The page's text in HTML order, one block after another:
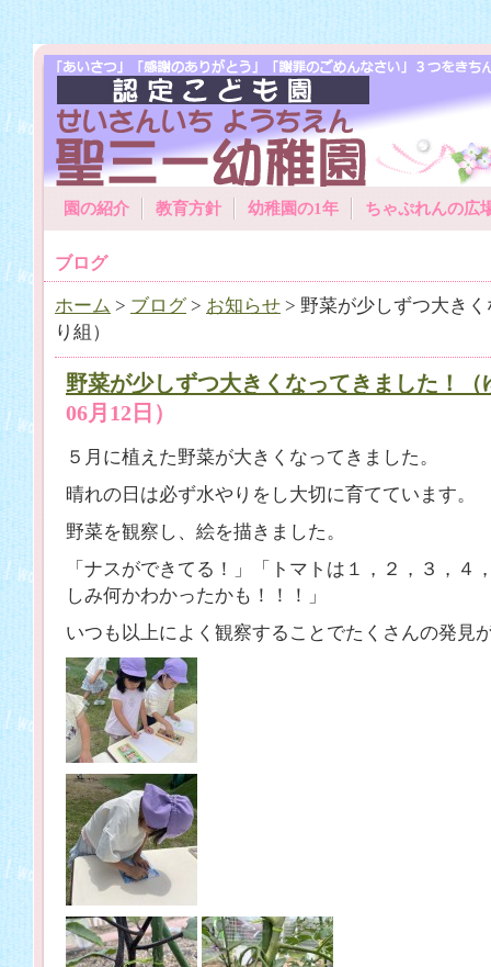
園の紹介 教育方針 幼稚園の1年 ちゃぷれんの広
ブログ
ホーム > ブログ> お知らせ > 野菜が少しずつ大き
り組）
野菜が少しずつ大きくなってきました！（
06月12日）
５月に植えた野菜が大きくなってきました。
晴れの日は必ず水やりをし大切に育てています。
野菜を観察し、絵を描きました。
「ナスができてる！」「トマトは１，２，３，
しみ何かわかったかも！！！」
いつも以上によく観察することでたくさんの発見